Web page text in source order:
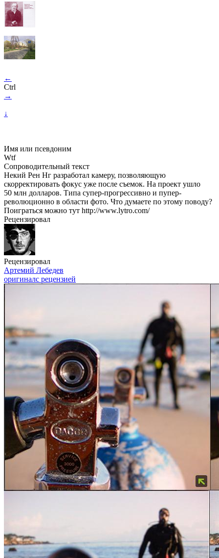
←
Ctrl
→
↓
Имя или псевдоним
Wtf
Сопроводительный текст
Некий Рен Нг разработал камеру, позволяющую
скорректировать фокус уже после съемок. На проект ушло
50 млн долларов. Типа супер-прогрессивно и пупер-
революционно в области фото. Что думаете по этому поводу?
Поиграться можно тут http://www.lytro.com/
Рецензировал
Рецензировал
Артемий Лебедев
оригиналс рецензией